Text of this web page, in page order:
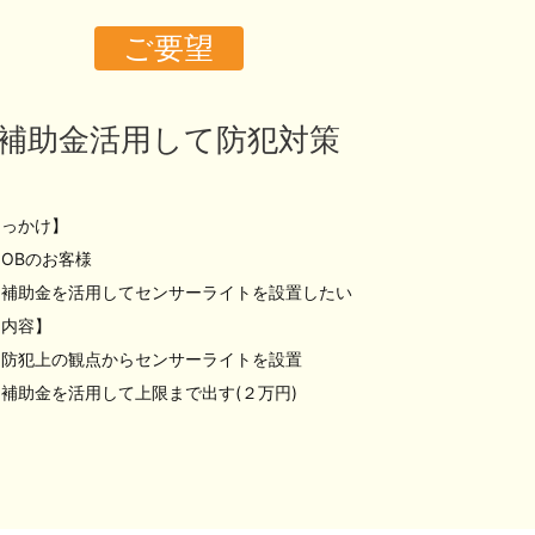
ご要望
助金活用して防犯対策
かけ】
のお客様
助金を活用してセンサーライトを設置したい
容】
犯上の観点からセンサーライトを設置
助金を活用して上限まで出す(２万円)